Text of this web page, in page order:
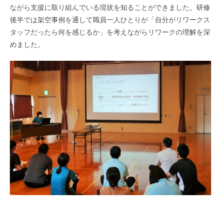
ながら支援に取り組んでいる現状を知ることができました。研修
後半では架空事例を通して職員一人ひとりが「自分がリワークス
タッフだったら何を感じるか」を考えながらリワークの理解を深
めました。